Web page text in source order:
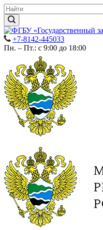
+7-8142-445033
Пн. – Пт.: с 9:00 до 18:00